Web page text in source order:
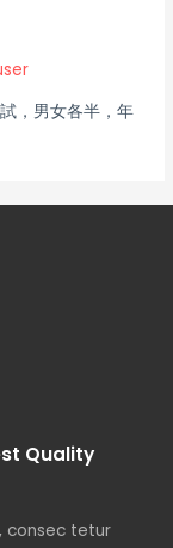
，男女各半，年
Quality
consec tetur